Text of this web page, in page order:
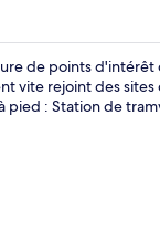
de points
vite rejoint des
: Station de